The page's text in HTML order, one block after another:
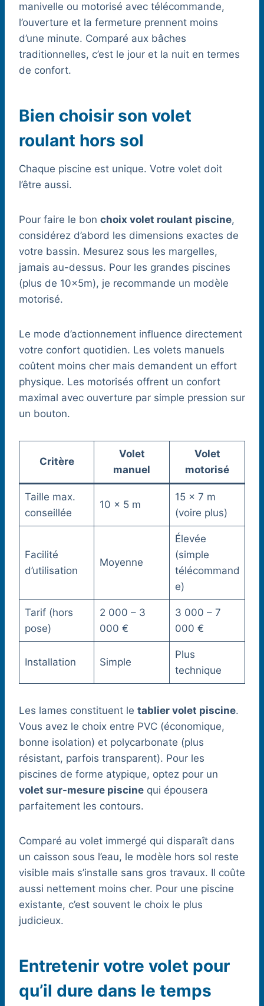
manivelle ou motorisé avec télécommande,
l’ouverture et la fermeture prennent moins
d’une minute. Comparé aux bâches
traditionnelles, c’est le jour et la nuit en termes
de confort.
Bien choisir son volet
roulant hors sol
Chaque piscine est unique. Votre volet doit
l’être aussi.
Pour faire le bon choix volet roulant piscine,
considérez d’abord les dimensions exactes de
votre bassin. Mesurez sous les margelles,
jamais au-dessus. Pour les grandes piscines
(plus de 10×5m), je recommande un modèle
motorisé.
Le mode d’actionnement influence directement
votre confort quotidien. Les volets manuels
coûtent moins cher mais demandent un effort
physique. Les motorisés offrent un confort
maximal avec ouverture par simple pression sur
un bouton.
Critère
Volet
manuel
Volet
motorisé
Taille max.
conseillée
10 x 5 m
15 x 7 m
(voire plus)
Facilité
d’utilisation
Moyenne
Élevée
(simple
télécommand
e)
Tarif (hors
pose)
2 000 – 3
000 €
3 000 – 7
000 €
Installation Simple
Plus
technique
Les lames constituent le tablier volet piscine.
Vous avez le choix entre PVC (économique,
bonne isolation) et polycarbonate (plus
résistant, parfois transparent). Pour les
piscines de forme atypique, optez pour un
volet sur-mesure piscine qui épousera
parfaitement les contours.
Comparé au volet immergé qui disparaît dans
un caisson sous l’eau, le modèle hors sol reste
visible mais s’installe sans gros travaux. Il coûte
aussi nettement moins cher. Pour une piscine
existante, c’est souvent le choix le plus
judicieux.
Entretenir votre volet pour
qu’il dure dans le temps